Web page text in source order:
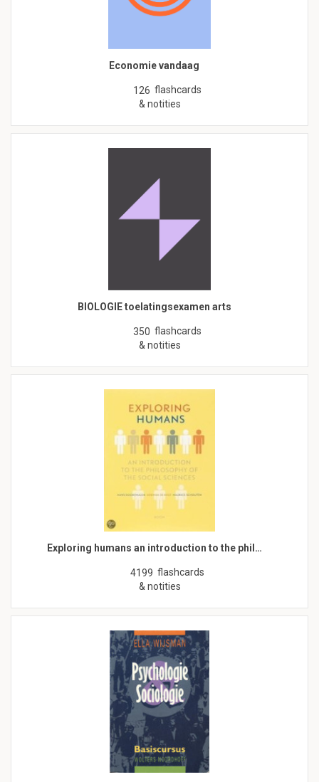
Economie vandaag
126 flashcards
& notities
BIOLOGIE toelatingsexamen arts
350 flashcards
& notities
Exploring humans an introduction to the phil…
4199 flashcards
& notities